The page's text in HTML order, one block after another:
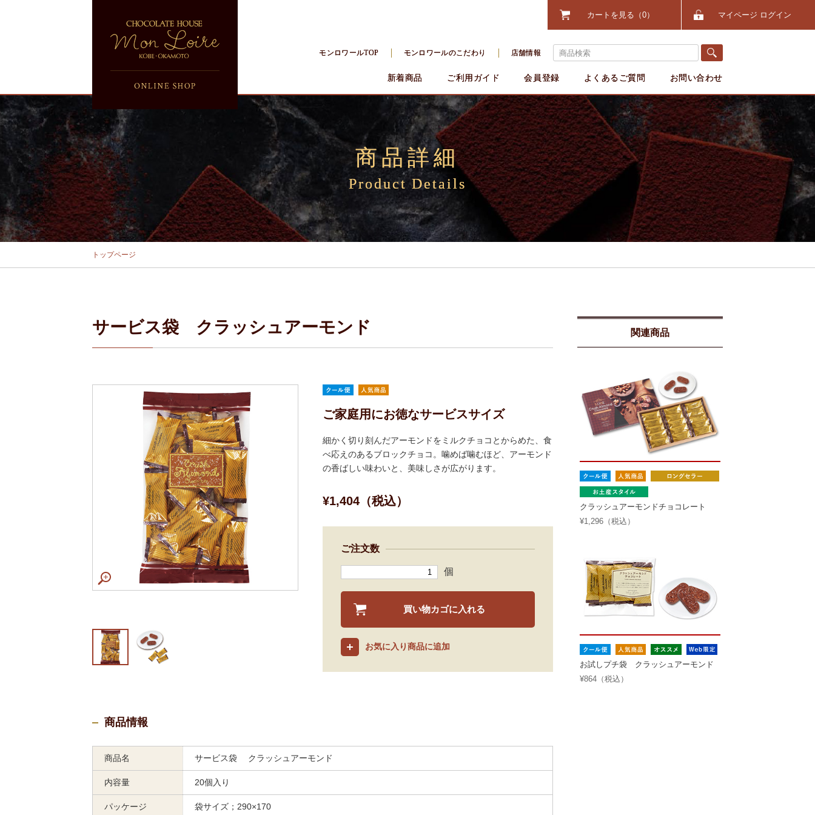
カートを見る 0 マイページ ログイン
モンロワールTOP モンロワールのこだわり 店舗情報
新着商品 ご利用ガイド 会員登録 よくあるご質問 お問い合わせ
商品詳細
Product Details
トップページ
サービス袋 クラッシュアーモンド
ご家庭用にお徳なサービスサイズ
細かく切り刻んだアーモンドをミルクチョコとからめた、食
べ応えのあるブロックチョコ。噛めば噛むほど、アーモンド
の香ばしい味わいと、美味しさが広がります。
¥1,404（税込）
ご注文数
個
買い物カゴに入れる
お気に入り商品に追加
商品情報
商品名 サービス袋 クラッシュアーモンド
内容量 20個入り
パッケージ 袋サイズ；290×170
関連商品
クラッシュアーモンドチョコレート
¥1,296（税込）
お試しプチ袋 クラッシュアーモンド
¥864（税込）